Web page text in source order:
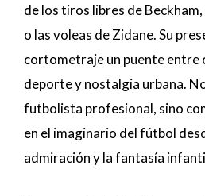
de los tiros libres de
o las voleas de Zidane. Su
cortometraje un puente entre
deporte y nostalgia urbana.
futbolista profesional, sino
en el imaginario del fútbol
admiración y la fantasía